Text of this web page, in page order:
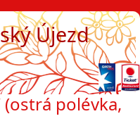
Újezd
(ostrá polévka,